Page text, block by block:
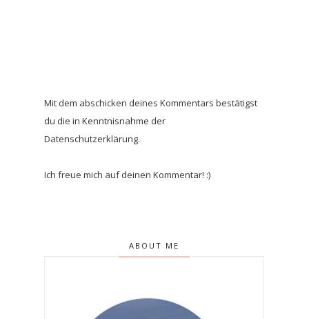
Mit dem abschicken deines Kommentars bestätigst
du die in Kenntnisnahme der
Datenschutzerklärung.
Ich freue mich auf deinen Kommentar! :)
ABOUT ME